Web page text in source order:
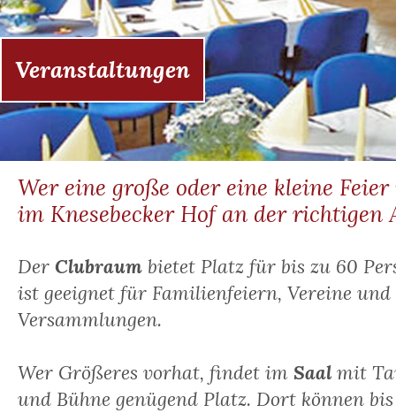
Veranstaltungen
Wer eine große oder eine kleine
im Knesebecker Hof an der richtigen
Der Clubraum bietet Platz für bis zu 60
ist geeignet für Familienfeiern, Vereine und
Versammlungen.
Wer Größeres vorhat, findet im Saal mit
und Bühne genügend Platz. Dort können